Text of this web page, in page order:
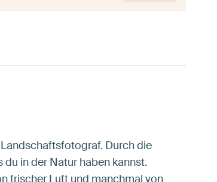
Durch die
in der Natur haben kannst.
frischer Luft und manchmal von